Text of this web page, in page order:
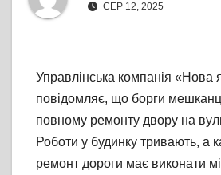
СЕР 12, 2025
Управлінська компанія «Нова
повідомляє, що борги
повному ремонту двору на
Роботи у будинку тривають, а
ремонт дороги має виконати